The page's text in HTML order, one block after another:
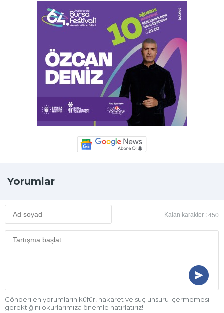
Yorumlar
Kalan karakter : 450
Gönderilen yorumların küfür, hakaret ve suç unsuru içermemesi
gerektiğini okurlarımıza önemle hatırlatırız!